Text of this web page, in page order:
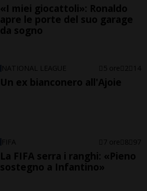
«I miei giocattoli»: Ronaldo
apre le porte del suo garage
da sogno
NATIONAL LEAGUE 5 ore 2 14
Un ex bianconero all'Ajoie
FIFA 7 ore 8 97
La FIFA serra i ranghi: «Pieno
sostegno a Infantino»